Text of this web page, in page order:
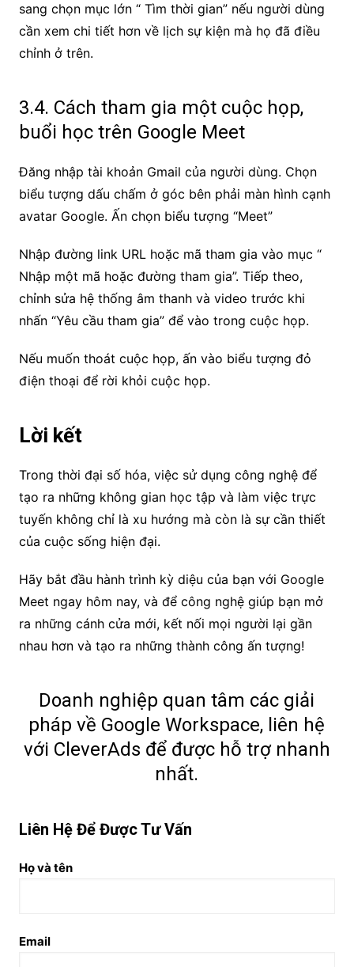
sang chọn mục lớn “ Tìm thời gian” nếu người dùng
cần xem chi tiết hơn về lịch sự kiện mà họ đã điều
chỉnh ở trên.
3.4. Cách tham gia một cuộc họp,
buổi học trên Google Meet
Đăng nhập tài khoản Gmail của người dùng. Chọn
biểu tượng dấu chấm ở góc bên phải màn hình cạnh
avatar Google. Ấn chọn biểu tượng “Meet”
Nhập đường link URL hoặc mã tham gia vào mục “
Nhập một mã hoặc đường tham gia”. Tiếp theo,
chỉnh sửa hệ thống âm thanh và video trước khi
nhấn “Yêu cầu tham gia” để vào trong cuộc họp.
Nếu muốn thoát cuộc họp, ấn vào biểu tượng đỏ
điện thoại để rời khỏi cuộc họp.
Lời kết
Trong thời đại số hóa, việc sử dụng công nghệ để
tạo ra những không gian học tập và làm việc trực
tuyến không chỉ là xu hướng mà còn là sự cần thiết
của cuộc sống hiện đại.
Hãy bắt đầu hành trình kỳ diệu của bạn với Google
Meet ngay hôm nay, và để công nghệ giúp bạn mở
ra những cánh cửa mới, kết nối mọi người lại gần
nhau hơn và tạo ra những thành công ấn tượng!
Doanh nghiệp quan tâm các giải
pháp về Google Workspace, liên hệ
với CleverAds để được hỗ trợ nhanh
nhất.
Liên Hệ Để Được Tư Vấn
Họ và tên
Email